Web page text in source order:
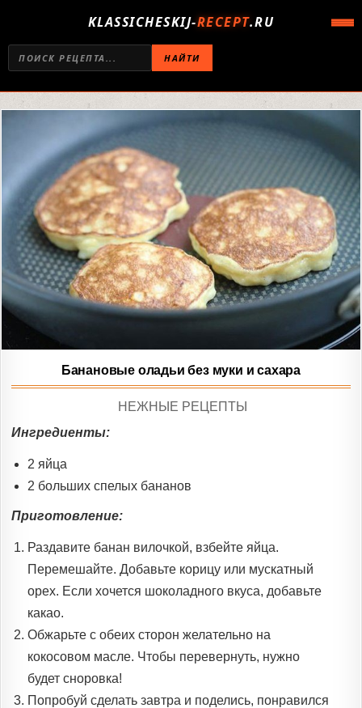
KLASSICHESKIJ-RECEPT.RU
НАЙТИ
Банановые оладьи без муки и сахара
POSTED
НЕЖНЫЕ РЕЦЕПТЫ
Ингредиенты:
2 яйца
2 больших спелых бананов
Приготовление:
Раздавите банан вилочкой, взбейте яйца.
Перемешайте. Добавьте корицу или мускатный
орех. Если хочется шоколадного вкуса, добавьте
какао.
Обжарьте с обеих сторон желательно на
кокосовом масле. Чтобы перевернуть, нужно
будет сноровка!
Попробуй сделать завтра и поделись, понравился